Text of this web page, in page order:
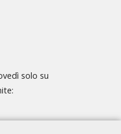
solo su